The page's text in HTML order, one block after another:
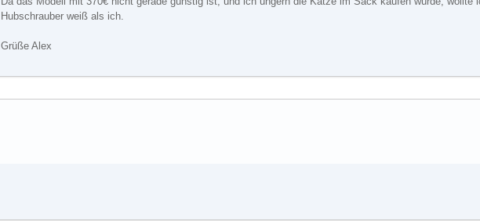
Hubschrauber weiß als ich.
Grüße Alex